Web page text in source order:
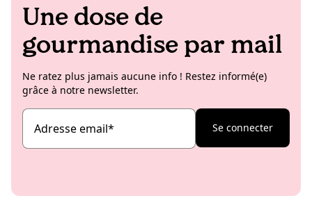
Une dose de
gourmandise par mail
Ne ratez plus jamais aucune info ! Restez informé(e)
grâce à notre newsletter.
Adresse email* Se connecter